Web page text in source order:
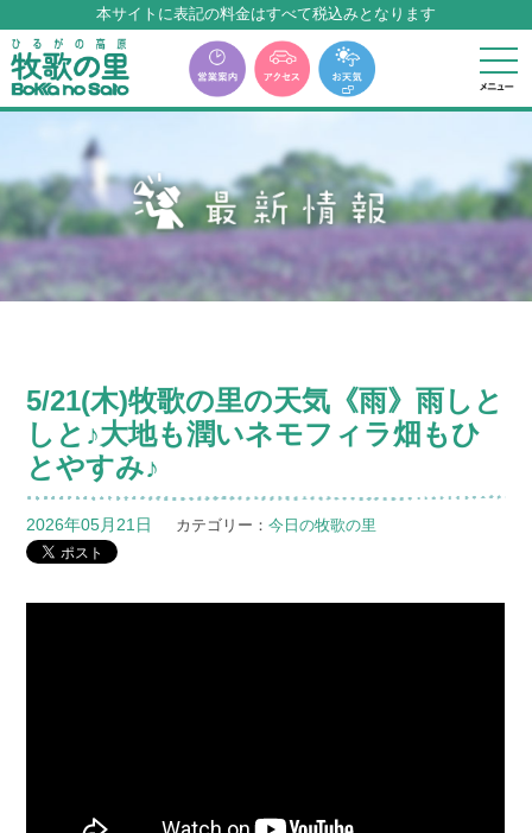
本サイトに表記の料金はすべて税込みとなります
牧歌の里温泉『牧華』は12月中旬まで休館いたします。
5/21(木)牧歌の里の天気《雨》雨しと
しと♪大地も潤いネモフィラ畑もひ
とやすみ♪
2026年05月21日 カテゴリー：今日の牧歌の里